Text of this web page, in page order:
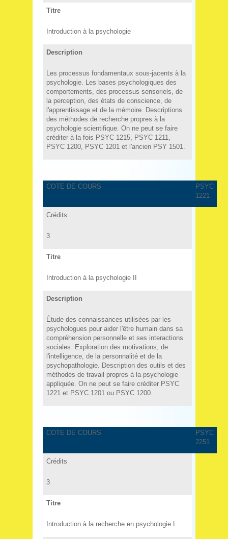
Titre
Introduction à la psychologie
Description
Les processus fondamentaux sous-jacents à la
psychologie. Les bases psychologiques des
comportements, des processus sensoriels, de
la perception, des états de conscience, de
l'apprentissage et de la mémoire. Descriptions
des méthodes de recherche propres à la
psychologie scientifique. On ne peut se faire
créditer à la fois PSYC 1215, PSYC 1211,
PSYC 1200, PSYC 1201 et l'ancien PSY 1501.
COTE DE COURS
PSYC
1221
Crédits
3
Titre
Introduction à la psychologie II
Description
Étude des connaissances utilisées par les
psychologues pour aider l'être humain dans sa
compréhension personnelle et ses interactions
sociales. Exploration des motivations, de
l'intelligence, de la personnalité et de la
psychopathologie. Description des outils et des
méthodes de travail propres à la psychologie
appliquée. On ne peut se faire créditer PSYC
1221 et PSYC 1201 ou PSYC 1200.
COTE DE COURS
PSYC
2251
Crédits
3
Titre
Introduction à la recherche en psychologie L